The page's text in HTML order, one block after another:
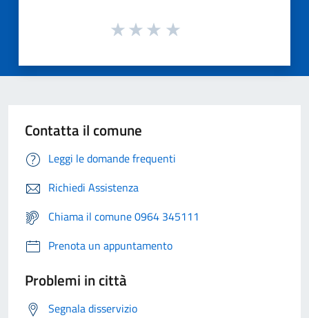
Contatta il comune
Leggi le domande frequenti
Richiedi Assistenza
Chiama il comune 0964 345111
Prenota un appuntamento
Problemi in città
Segnala disservizio